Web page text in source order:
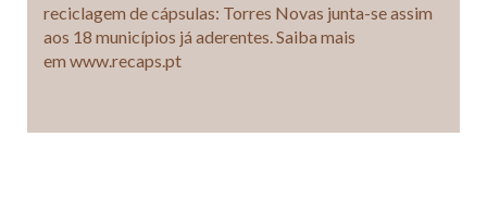
reciclagem de cápsulas: Torres Novas junta-se assim
aos 18 municípios já aderentes. Saiba mais
em www.recaps.pt